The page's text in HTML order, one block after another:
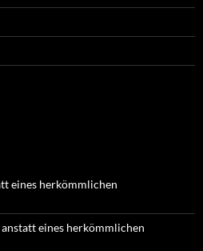
eines herkömmlichen
eines herkömmlichen